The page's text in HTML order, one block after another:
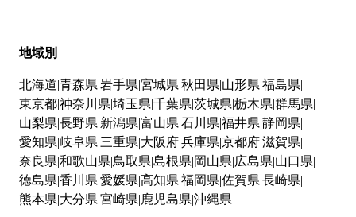
地域別
北海道 青森県 岩手県 宮城県 秋田県 山形県 福島県
東京都神奈川県 埼玉県 千葉県 茨城県 栃木県 群馬県
山梨県 長野県 新潟県 富山県 石川県 福井県 静岡県
愛知県 岐阜県 三重県 大阪府兵庫県 京都府滋賀県
奈良県 和歌山県 鳥取県 島根県 岡山県 広島県 山口県
徳島県 香川県 愛媛県 高知県 福岡県 佐賀県 長崎県
熊本県 大分県 宮崎県 鹿児島県 沖縄県